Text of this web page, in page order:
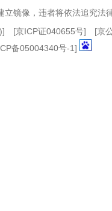
立镜像，违者将依法追究法
] [京ICP证040655号] [京
备05004340号-1]